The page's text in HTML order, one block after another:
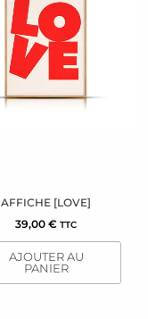
AFFICHE [LOVE]
39,00 € TTC
AJOUTER AU
PANIER